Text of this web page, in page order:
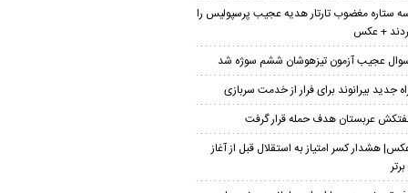
ستاره مغضوب تارتار هدیه عجیب پرسپولیس را
+ عکس
عجیب آزمون تیزهوشان ششم سوژه شد
جدید بیرانوند برای فرار از خدمت سربازی
عربستان هدف حمله قرار گرفت
هشدار کسر امتیاز به استقلال قبل از آغاز